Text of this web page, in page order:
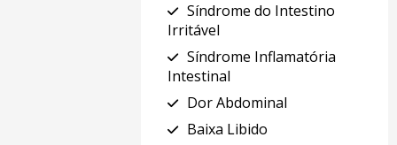
Síndrome do Intestino
Irritável
Síndrome Inflamatória
Intestinal
Dor Abdominal
Baixa Libido